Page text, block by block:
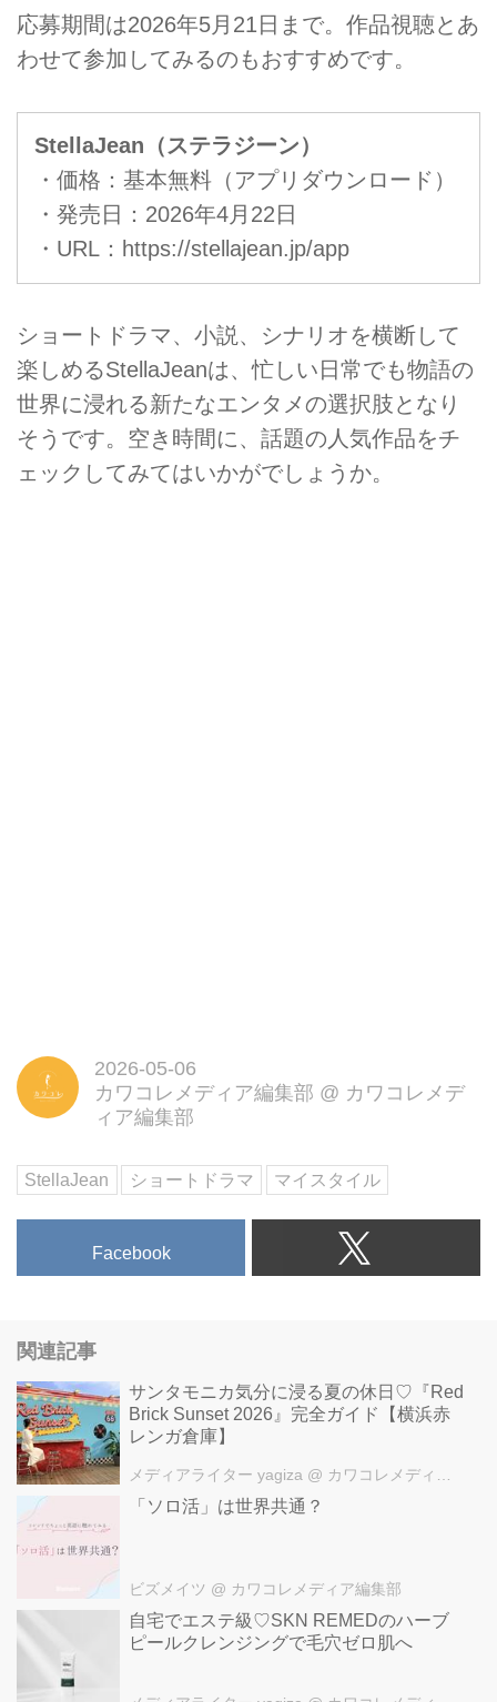
応募期間は2026年5月21日まで。作品視聴とあ
わせて参加してみるのもおすすめです。
StellaJean（ステラジーン）
・価格：基本無料（アプリダウンロード）
・発売日：2026年4月22日
・URL： https://stellajean.jp/app
ショートドラマ、小説、シナリオを横断して
楽しめるStellaJeanは、忙しい日常でも物語の
世界に浸れる新たなエンタメの選択肢となり
そうです。空き時間に、話題の人気作品をチ
ェックしてみてはいかがでしょうか。
2026-05-06
カワコレメディア編集部 @ カワコレメデ
ィア編集部
StellaJean ショートドラマ マイスタイル
Facebook
関連記事
サンタモニカ気分に浸る夏の休日♡『Red
Brick Sunset 2026』完全ガイド【横浜赤
レンガ倉庫】
メディアライター yagiza @ カワコレメディア編集部
「ソロ活」は世界共通？
ビズメイツ @ カワコレメディア編集部
自宅でエステ級♡SKN REMEDのハーブ
ピールクレンジングで毛穴ゼロ肌へ